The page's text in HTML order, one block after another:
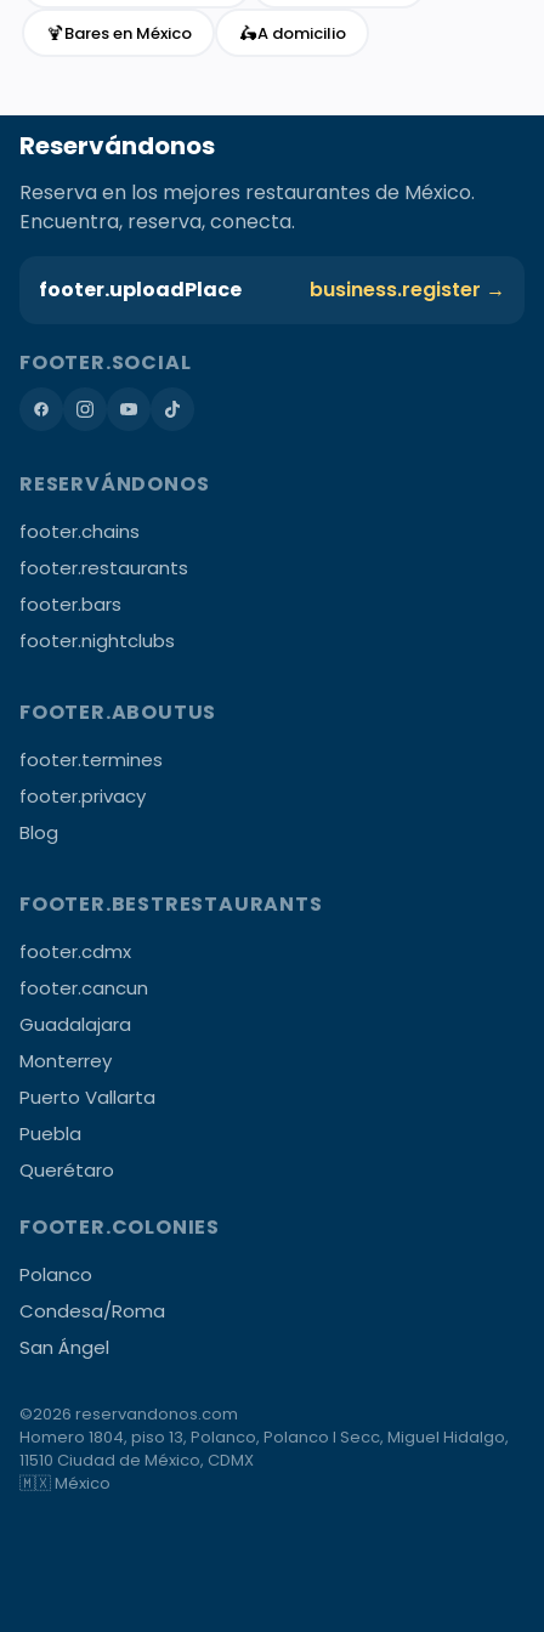
🍹Bares en México 🛵A domicilio
Reservándonos
Reserva en los mejores restaurantes de México.
Encuentra, reserva, conecta.
footer.uploadPlace business.register →
FOOTER.SOCIAL
RESERVÁNDONOS
footer.chains
footer.restaurants
footer.bars
footer.nightclubs
FOOTER.ABOUTUS
footer.termines
footer.privacy
Blog
FOOTER.BESTRESTAURANTS
footer.cdmx
footer.cancun
Guadalajara
Monterrey
Puerto Vallarta
Puebla
Querétaro
FOOTER.COLONIES
Polanco
Condesa/Roma
San Ángel
©2026 reservandonos.com
Homero 1804, piso 13, Polanco, Polanco I Secc, Miguel Hidalgo,
11510 Ciudad de México, CDMX
🇲🇽 México